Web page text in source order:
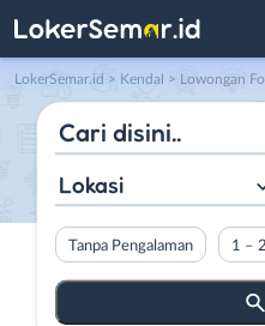
LokerSemar.id > Kendal > Lowongan
Lokasi
Tanpa Pengalaman 1 –